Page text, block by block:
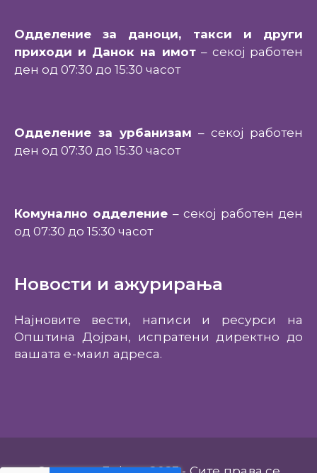
Одделение за даноци, такси и други
приходи и Данок на имот– секој работен
ден од 07:30 до 15:30 часот
Одделение за урбанизам – секој работен
ден од 07:30 до 15:30 часот
Комунално одделение – секој работен ден
од 07:30 до 15:30 часот
Новости и ажурирања
Најновите вести, написи и ресурси на
Општина Дојран, испратени директно до
вашата е-маил адреса.